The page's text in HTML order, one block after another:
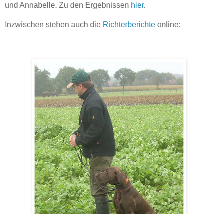
und Annabelle. Zu den Ergebnissen hier.
Inzwischen stehen auch die Richterberichte online: